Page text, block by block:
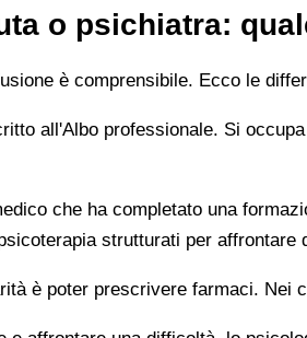
o psichiatra:
è comprensibile. Ecco le
all'Albo professionale. Si
che ha completato una
strutturati per
è poter prescrivere farmaci. Nei